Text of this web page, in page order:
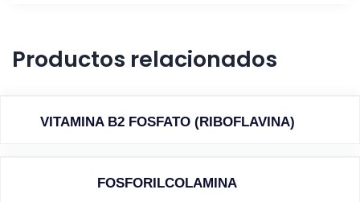
Productos relacionados
VITAMINA B2 FOSFATO (RIBOFLAVINA)
FOSFORILCOLAMINA